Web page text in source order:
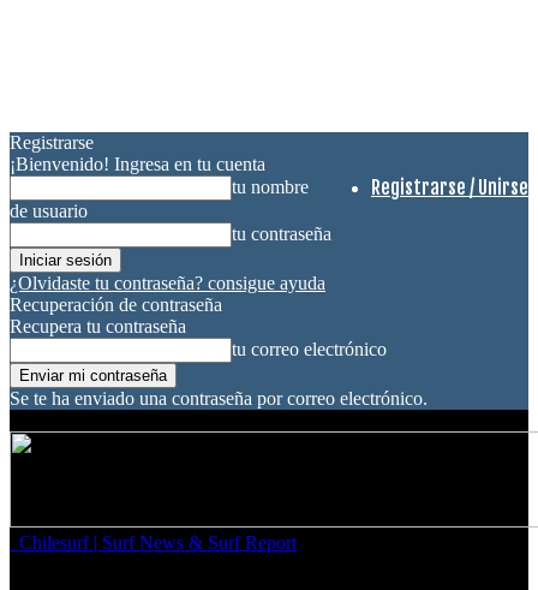
Registrarse / Unirse
Registrarse
¡Bienvenido! Ingresa en tu cuenta
tu nombre
de usuario
tu contraseña
¿Olvidaste tu contraseña? consigue ayuda
Recuperación de contraseña
Recupera tu contraseña
tu correo electrónico
Se te ha enviado una contraseña por correo electrónico.
Chilesurf | Surf News & Surf Report